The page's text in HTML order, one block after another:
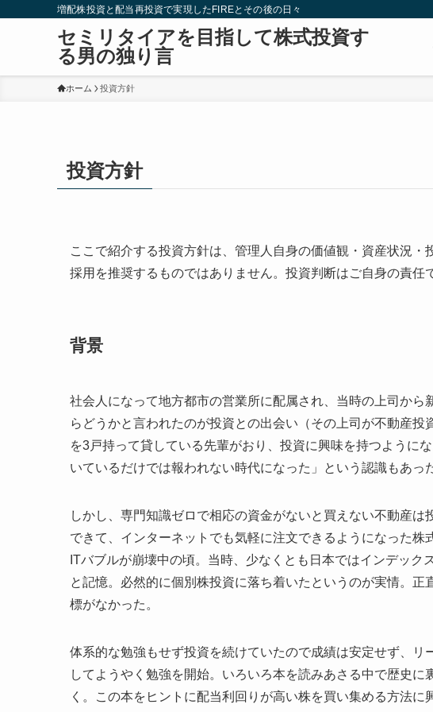
増配株投資と配当再投資で実現したFIREとその後の日々
セミリタイアを目指して株式投資す
る男の独り言
ホーム 投資方針
投資方針
ここで紹介する投資方針は、管理人自身の価値観・資産状況
採用を推奨するものではありません。投資判断はご自身の責任
背景
社会人になって地方都市の営業所に配属され、当時の上司か
らどうかと言われたのが投資との出会い（その上司が不動産
を3戸持って貸している先輩がおり、投資に興味を持つように
いているだけでは報われない時代になった」という認識もあっ
しかし、専門知識ゼロで相応の資金がないと買えない不動産
できて、インターネットでも気軽に注文できるようになった
ITバブルが崩壊中の頃。当時、少なくとも日本ではインデック
と記憶。必然的に個別株投資に落ち着いたというのが実情。正
標がなかった。
体系的な勉強もせず投資を続けていたので成績は安定せず、
してようやく勉強を開始。いろいろ本を読みあさる中で歴史
く。この本をヒントに配当利回りが高い株を買い集める方法